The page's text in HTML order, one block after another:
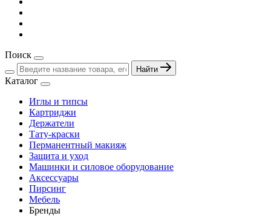
Поиск
Найти
Каталог
Иглы и типсы
Картриджи
Держатели
Тату-краски
Перманентный макияж
Защита и уход
Машинки и силовое оборудование
Аксессуары
Пирсинг
Мебель
Бренды